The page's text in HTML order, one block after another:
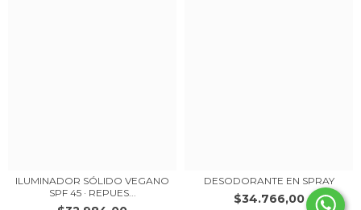
ILUMINADOR SÓLIDO VEGANO
SPF 45 · REPUES...
DESODORANTE EN SPRAY
$34.766,00